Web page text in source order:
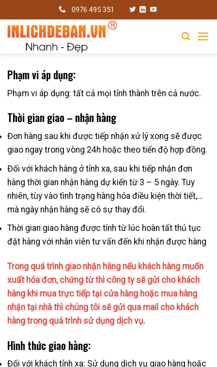
to
content
0976 495 351
Phạm vi áp dụng:
Phạm vi áp dụng: tất cả mọi tỉnh thành trên cả nước.
Thời gian giao – nhận hàng
Đơn hàng sau khi được tiếp nhận xử lý xong sẽ được
giao ngay trong vòng 24h hoặc theo tiến độ hợp đồng.
Đối với khách hàng ở tỉnh xa, sau khi tiếp nhận đơn
hàng thời gian nhận hàng dự kiến từ 3 – 5 ngày. Tuy
nhiên, tùy vào tình trạng hàng hóa điều kiện thời tiết,…
mà ngày nhận hàng sẽ có sự thay đổi.
Thời gian giao hàng được tính từ lúc hoàn tất thủ tục
đặt hàng với nhân viên tư vấn đến khi nhận được hàng
Trong quá trình giao nhận hàng nếu khách hàng muốn
xuất hóa đơn, chứng từ thì công ty sẽ gửi cho khách
hàng khi mua trực tiếp tại cửa hàng hoặc mua hàng
nhận tại nhà thì chúng tôi sẽ gửi qua mail cho khách
hàng trong quá trình sử dụng dịch vụ.
Hình thức giao hàng:
Đối với khách tỉnh xa: Sử dụng dịch vụ giao hàng hoặc